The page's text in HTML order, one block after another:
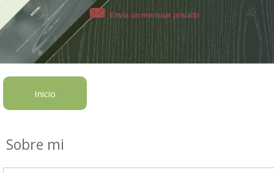
Envía un mensaje privado
Inicio
Sobre mi